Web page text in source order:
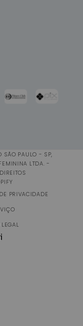
PAULO - SP,
LTDA. -
PRIVACIDADE